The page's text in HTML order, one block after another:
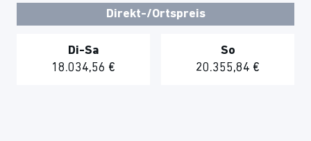
Direkt-/Ortspreis
Di-Sa
18.034,56 €
So
20.355,84 €